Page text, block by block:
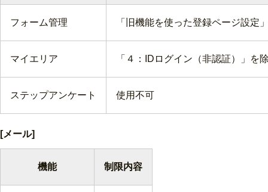
フォーム管理 「旧機能を使った登録ページ設定
マイエリア 「４：IDログイン（非認証）」を
ステップアンケート 使用不可
[メール]
機能 制限内容